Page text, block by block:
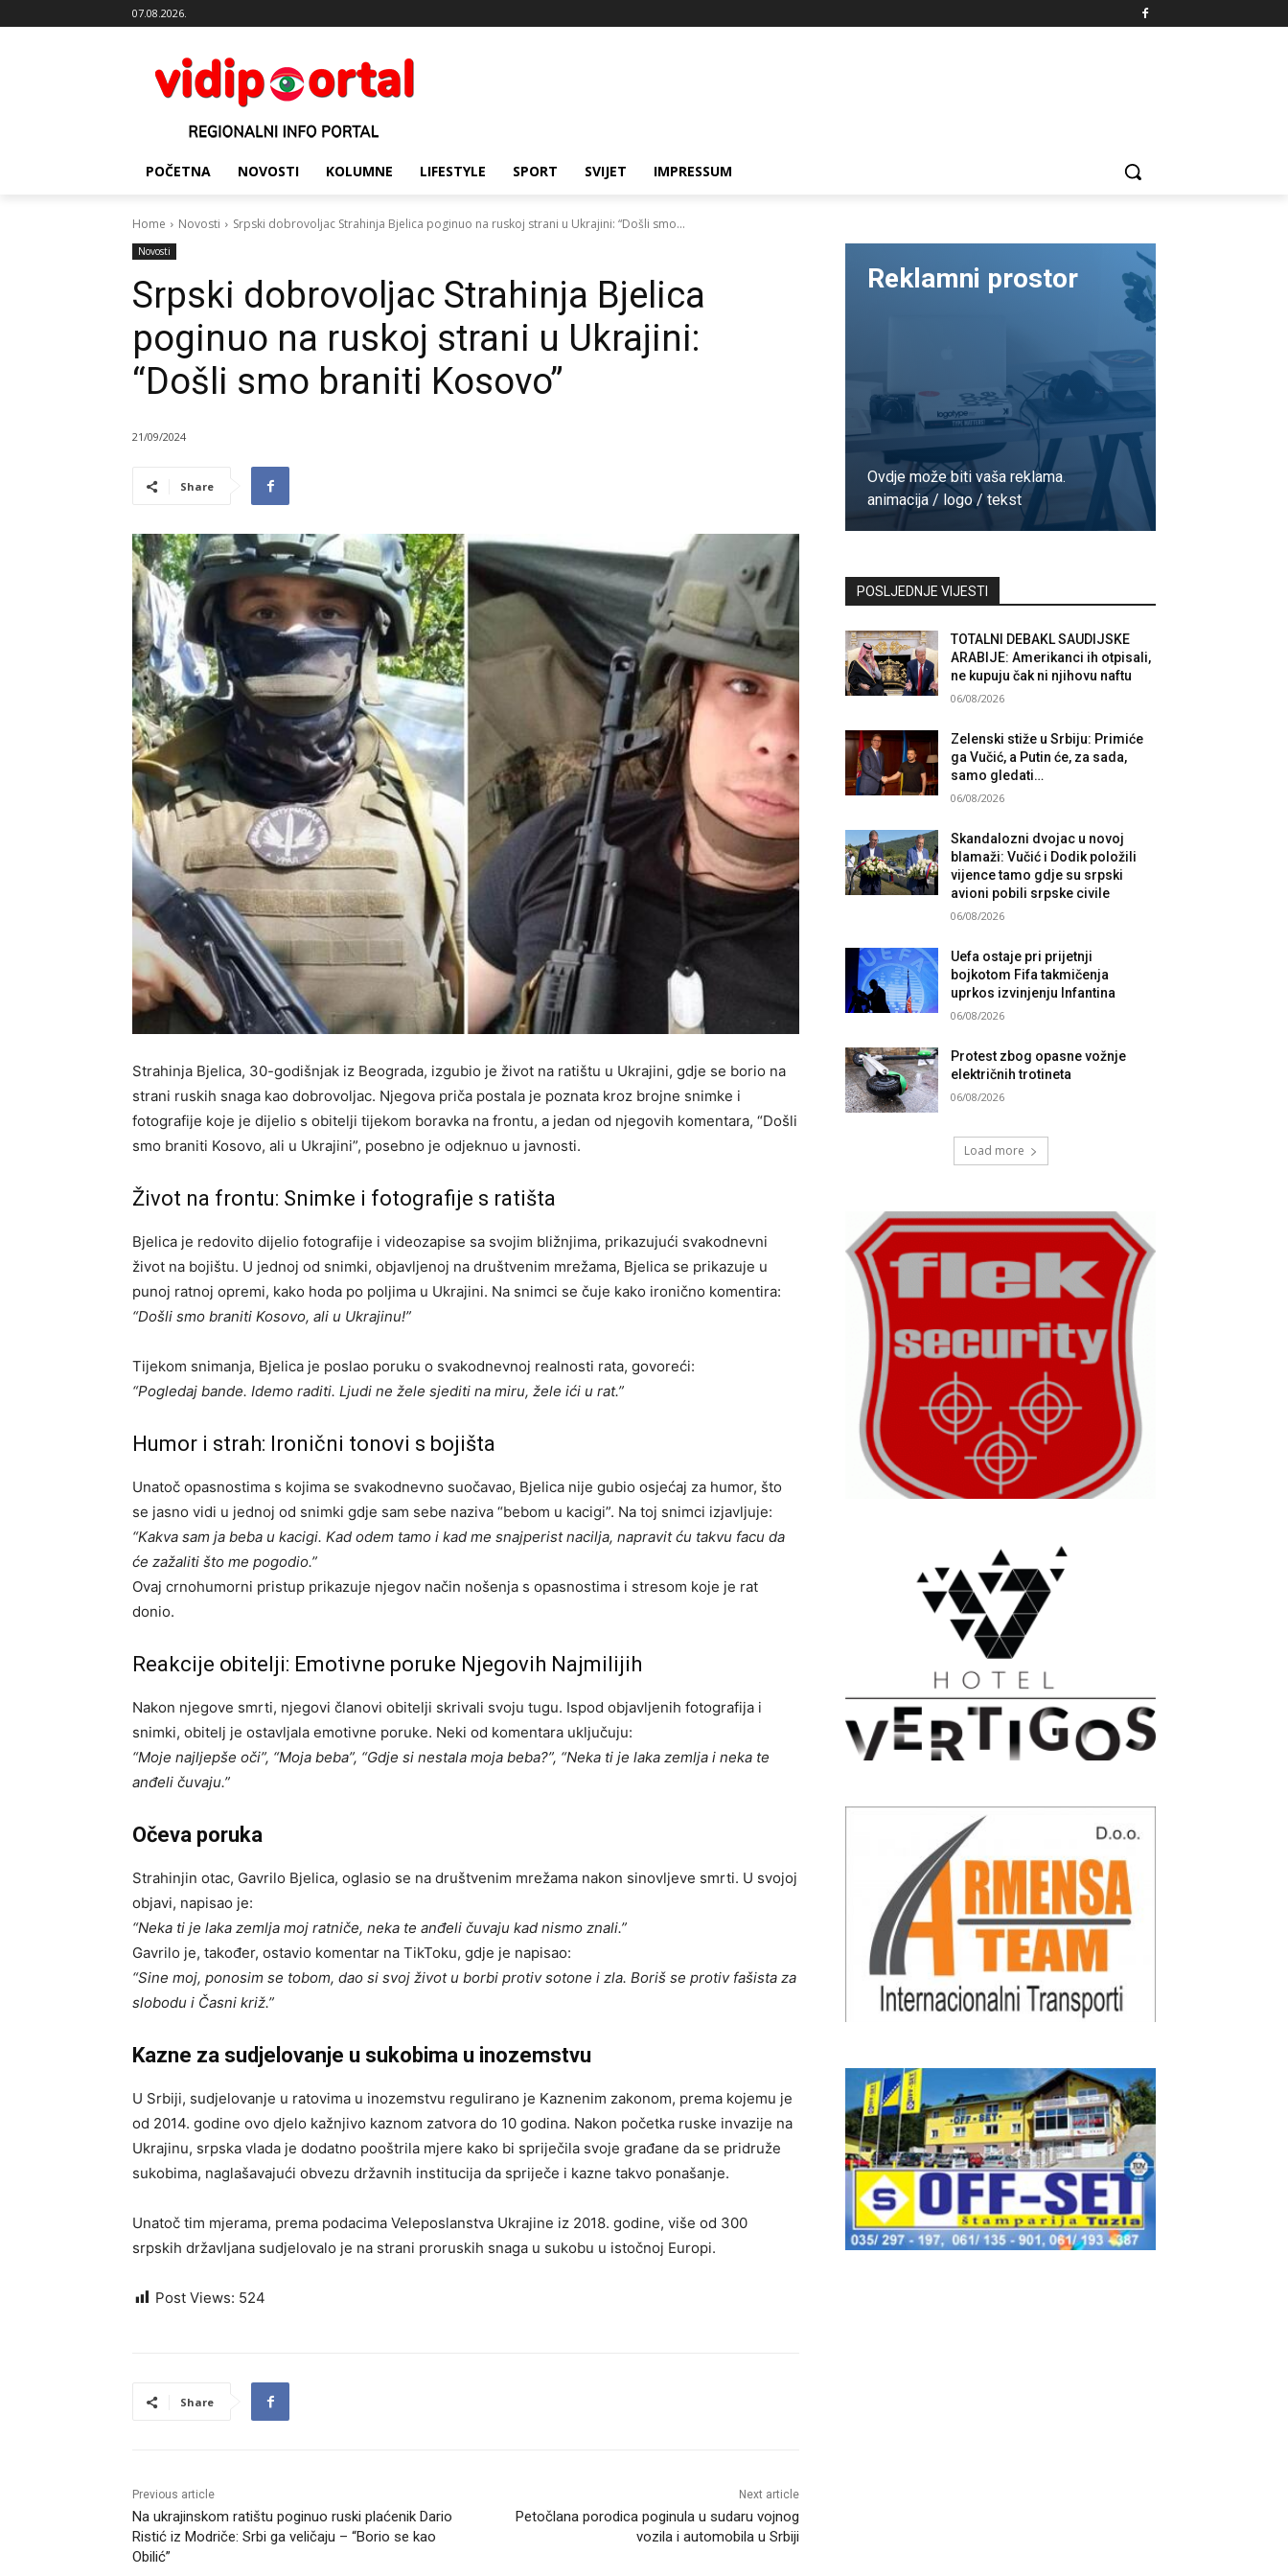
07.08.2026.
POČETNA NOVOSTI KOLUMNE LIFESTYLE SPORT SVIJET IMPRESSUM
Home Novosti Srpski dobrovoljac Strahinja Bjelica poginuo na ruskoj strani u Ukrajini: “Došli smo...
Novosti
Srpski dobrovoljac Strahinja Bjelica
poginuo na ruskoj strani u Ukrajini:
“Došli smo braniti Kosovo”
21/09/2024
Share
Strahinja Bjelica, 30-godišnjak iz Beograda, izgubio je život na ratištu u Ukrajini, gdje se borio na
strani ruskih snaga kao dobrovoljac. Njegova priča postala je poznata kroz brojne snimke i
fotografije koje je dijelio s obitelji tijekom boravka na frontu, a jedan od njegovih komentara, “Došli
smo braniti Kosovo, ali u Ukrajini”, posebno je odjeknuo u javnosti.
Život na frontu: Snimke i fotografije s ratišta
Bjelica je redovito dijelio fotografije i videozapise sa svojim bližnjima, prikazujući svakodnevni
život na bojištu. U jednoj od snimki, objavljenoj na društvenim mrežama, Bjelica se prikazuje u
punoj ratnoj opremi, kako hoda po poljima u Ukrajini. Na snimci se čuje kako ironično komentira:
“Došli smo braniti Kosovo, ali u Ukrajinu!”
Tijekom snimanja, Bjelica je poslao poruku o svakodnevnoj realnosti rata, govoreći:
“Pogledaj bande. Idemo raditi. Ljudi ne žele sjediti na miru, žele ići u rat.”
Humor i strah: Ironični tonovi s bojišta
Unatoč opasnostima s kojima se svakodnevno suočavao, Bjelica nije gubio osjećaj za humor, što
se jasno vidi u jednoj od snimki gdje sam sebe naziva “bebom u kacigi”. Na toj snimci izjavljuje:
“Kakva sam ja beba u kacigi. Kad odem tamo i kad me snajperist nacilja, napravit ću takvu facu da
će zažaliti što me pogodio.”
Ovaj crnohumorni pristup prikazuje njegov način nošenja s opasnostima i stresom koje je rat
donio.
Reakcije obitelji: Emotivne poruke Njegovih Najmilijih
Nakon njegove smrti, njegovi članovi obitelji skrivali svoju tugu. Ispod objavljenih fotografija i
snimki, obitelj je ostavljala emotivne poruke. Neki od komentara uključuju:
“Moje najljepše oči”, “Moja beba”, “Gdje si nestala moja beba?”, “Neka ti je laka zemlja i neka te
anđeli čuvaju.”
Očeva poruka
Strahinjin otac, Gavrilo Bjelica, oglasio se na društvenim mrežama nakon sinovljeve smrti. U svojoj
objavi, napisao je:
“Neka ti je laka zemlja moj ratniče, neka te anđeli čuvaju kad nismo znali.”
Gavrilo je, također, ostavio komentar na TikToku, gdje je napisao:
“Sine moj, ponosim se tobom, dao si svoj život u borbi protiv sotone i zla. Boriš se protiv fašista za
slobodu i Časni križ.”
Kazne za sudjelovanje u sukobima u inozemstvu
U Srbiji, sudjelovanje u ratovima u inozemstvu regulirano je Kaznenim zakonom, prema kojemu je
od 2014. godine ovo djelo kažnjivo kaznom zatvora do 10 godina. Nakon početka ruske invazije na
Ukrajinu, srpska vlada je dodatno pooštrila mjere kako bi spriječila svoje građane da se pridruže
sukobima, naglašavajući obvezu državnih institucija da spriječe i kazne takvo ponašanje.
Unatoč tim mjerama, prema podacima Veleposlanstva Ukrajine iz 2018. godine, više od 300
srpskih državljana sudjelovalo je na strani proruskih snaga u sukobu u istočnoj Europi.
Post Views: 524
Share
Previous article
Na ukrajinskom ratištu poginuo ruski plaćenik Dario
Ristić iz Modriče: Srbi ga veličaju – “Borio se kao
Obilić”
Next article
Petočlana porodica poginula u sudaru vojnog
vozila i automobila u Srbiji
Reklamni prostor
Ovdje može biti vaša reklama.
animacija / logo / tekst
POSLJEDNJE VIJESTI
TOTALNI DEBAKL SAUDIJSKE
ARABIJE: Amerikanci ih otpisali,
ne kupuju čak ni njihovu naftu
06/08/2026
Zelenski stiže u Srbiju: Primiće
ga Vučić, a Putin će, za sada,
samo gledati…
06/08/2026
Skandalozni dvojac u novoj
blamaži: Vučić i Dodik položili
vijence tamo gdje su srpski
avioni pobili srpske civile
06/08/2026
Uefa ostaje pri prijetnji
bojkotom Fifa takmičenja
uprkos izvinjenju Infantina
06/08/2026
Protest zbog opasne vožnje
električnih trotineta
06/08/2026
Load more